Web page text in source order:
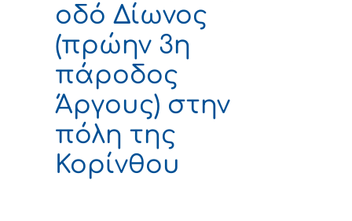
οδό Δίωνος
(πρώην 3η
πάροδος
Άργους) στην
πόλη της
Κορίνθου